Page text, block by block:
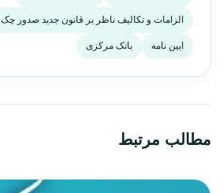
الزامات و تکالیف ناظر بر قانون جدید صدور چک
ایین نامه بانک مرکزی
مطالب مرتبط